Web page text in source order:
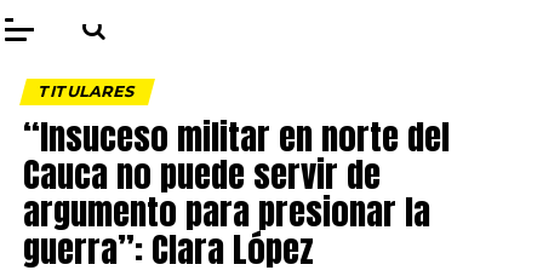
TITULARES
“Insuceso militar en norte del
Cauca no puede servir de
argumento para presionar la
guerra”: Clara López